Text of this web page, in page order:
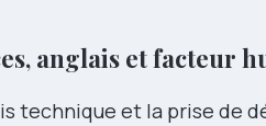
anglais et facteur
technique et la prise de